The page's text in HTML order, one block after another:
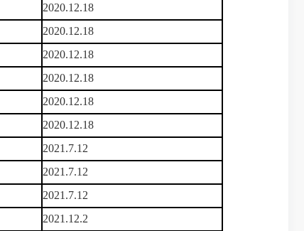
2020.12.18
2020.12.18
2020.12.18
2020.12.18
2020.12.18
2020.12.18
2021.7.12
2021.7.12
2021.7.12
2021.12.2